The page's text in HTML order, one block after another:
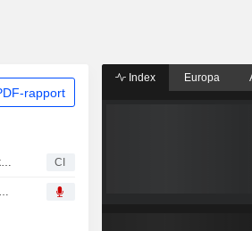
rapport
Enphase Energy stärker amerikansk tillverkning för bostäder, kommersiella fastigheter och AI-infrastruktur CI
Enphase Energy, Inc., Q2 2026 Earnings Call, Jul 28, 2026
Index Europa